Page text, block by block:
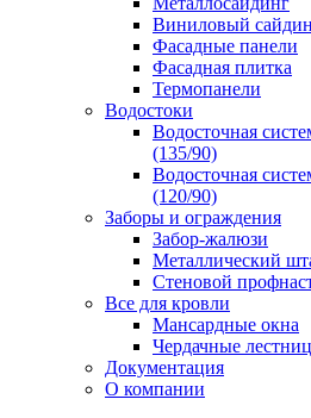
Виниловый
Фасадные панели
Фасадная плитка
Термопанели
Водостоки
Водосточная
(135/90)
Водосточная
(120/90)
Заборы и ограждения
Забор-жалюзи
Металлический
Стеновой
Все для кровли
Мансардные окна
Чердачные
Документация
О компании